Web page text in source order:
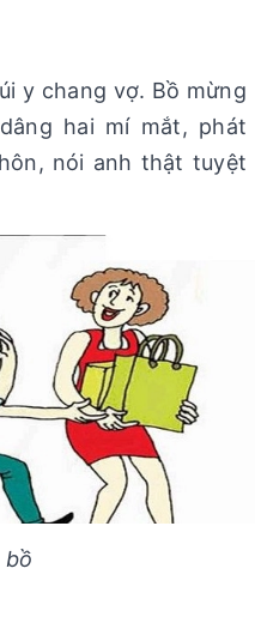
y chang vợ. Bồ mừng
hai mí mắt, phát
nói anh thật tuyệt
bồ